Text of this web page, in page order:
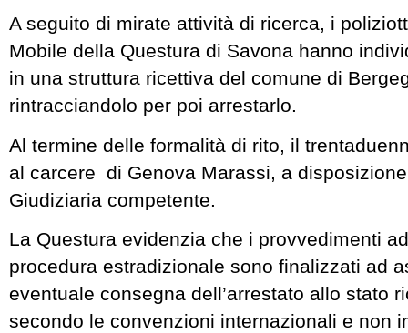
A seguito di mirate attività di ricerca, i
Mobile della Questura di Savona hanno
in una struttura ricettiva del comune di
rintracciandolo per poi arrestarlo.
Al termine delle formalità di rito, il
al carcere di Genova Marassi, a disposizione
Giudiziaria competente.
La Questura evidenzia che i provvedimenti
procedura estradizionale sono finalizzati ad
eventuale consegna dell’arrestato allo stato
secondo le convenzioni internazionali e non